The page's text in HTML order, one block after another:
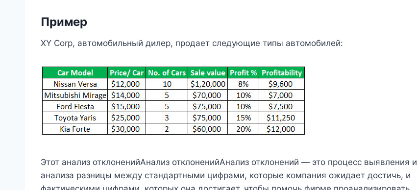
Пример
XY Corp, автомобильный дилер, продает следующие типы автомобилей:
Этот анализ отклоненийАнализ отклоненийАнализ отклонений — это процесс выявления и
анализа разницы между стандартными цифрами, которые компания ожидает достичь, и